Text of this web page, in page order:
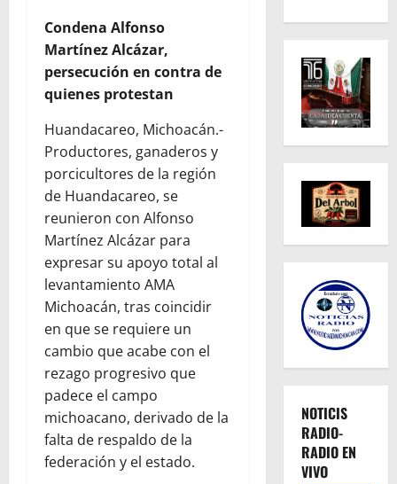
Condena Alfonso
Martínez Alcázar,
persecución en contra de
quienes protestan
Huandacareo, Michoacán.-
Productores, ganaderos y
porcicultores de la región
de Huandacareo, se
reunieron con Alfonso
Martínez Alcázar para
expresar su apoyo total al
levantamiento AMA
Michoacán, tras coincidir
en que se requiere un
cambio que acabe con el
rezago progresivo que
padece el campo
michoacano, derivado de la
falta de respaldo de la
federación y el estado.
NOTICIS
RADIO-
RADIO EN
VIVO